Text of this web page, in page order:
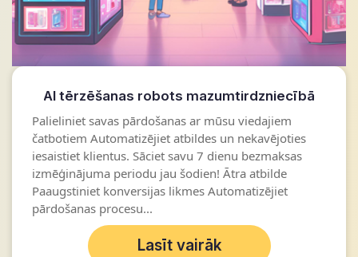
AI tērzēšanas robots mazumtirdzniecībā
Palieliniet savas pārdošanas ar mūsu viedajiem
čatbotiem Automatizējiet atbildes un nekavējoties
iesaistiet klientus. Sāciet savu 7 dienu bezmaksas
izmēģinājuma periodu jau šodien! Ātra atbilde
Paaugstiniet konversijas likmes Automatizējiet
pārdošanas procesu...
Lasīt vairāk